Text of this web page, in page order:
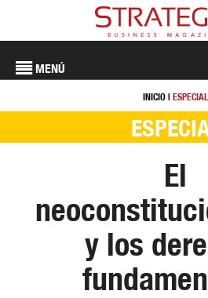
MENÚ
INICIO | ESPECIAL
El
y los